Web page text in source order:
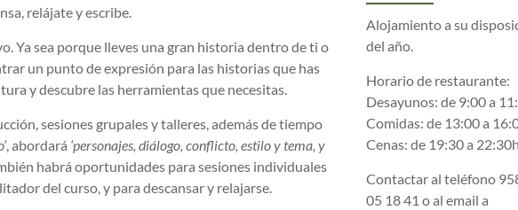
relájate y escribe.
Ya sea porque lleves una gran historia dentro de ti o
un punto de expresión para las historias que has
y descubre las herramientas que necesitas.
sesiones grupales y talleres, además de tiempo
, abordará ‘personajes, diálogo, conflicto, estilo y tema, y
habrá oportunidades para sesiones individuales
del curso, y para descansar y relajarse.
Alojamiento a su
del año.
Horario de restaurante:
Desayunos: de 9:00 a
Comidas: de 13:00 a
Cenas: de 19:30 a 22:30h
Contactar al teléfono
05 18 41 o al email a